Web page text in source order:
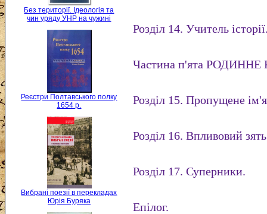
Без території. Ідеологія та
чин уряду УНР на чужині
Реєстри Полтавського полку
1654 р.
Вибрані поезії в перекладах
Юрія Буряка
Розділ 14. Учитель
Частина п'ята
Розділ 15. Пропущене
Розділ 16. Впливовий
Розділ 17. Суперники.
Епілог.